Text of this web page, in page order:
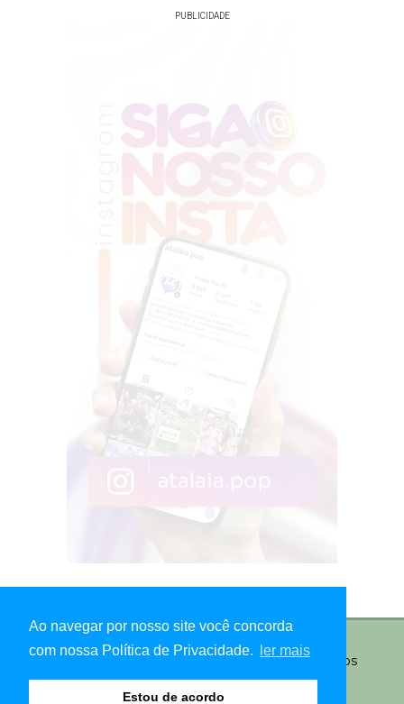
Ao navegar por nosso site você concorda
com nossa Política de Privacidade.
ler mais
Estou de acordo
PUBLICIDADE
© Copyright 2026 - Atalaia Pop - Todos os direitos
reservados